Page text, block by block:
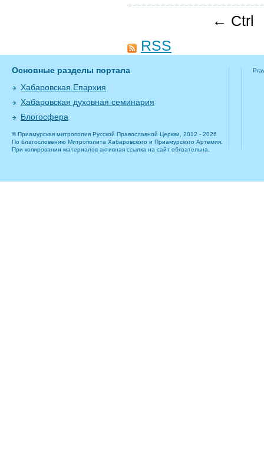
← Ctrl
RSS
Основные разделы портала
Хабаровская Епархия
Хабаровская духовная семинария
Блогосфера
© Приамурская митрополия Русской Православной Церкви, 2012 - 2026
По благословению Митрополита Хабаровского и Приамурского Артемия.
При копировании материалов активная ссылка на сайт обязательна.